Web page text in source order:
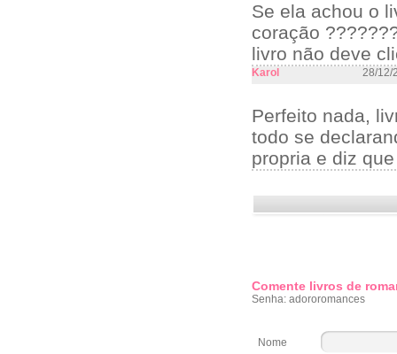
Se ela achou o
coração
livro não deve
Karol 28/12/
Perfeito nada,
todo se
propria e diz
Comente livros de
Senha: adororomances
Nome